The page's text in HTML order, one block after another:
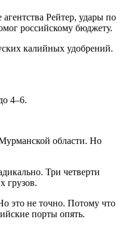
Рейтер, удары по
российскому бюджету.
калийных удобрений.
4–6.
области. Но
Три четверти
грузов.
это не точно. Потому что
порты опять.